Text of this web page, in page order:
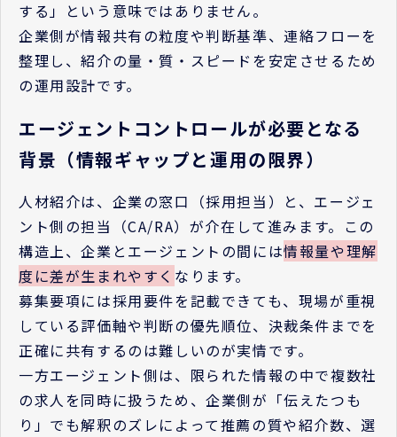
する」という意味ではありません。
企業側が情報共有の粒度や判断基準、連絡フローを
整理し、紹介の量・質・スピードを安定させるため
の運用設計です。
エージェントコントロールが必要となる
背景（情報ギャップと運用の限界）
人材紹介は、企業の窓口（採用担当）と、エージェ
ント側の担当（CA/RA）が介在して進みます。この
構造上、企業とエージェントの間には情報量や理解
度に差が生まれやすく なります。
募集要項には採用要件を記載できても、現場が重視
している評価軸や判断の優先順位、決裁条件までを
正確に共有するのは難しいのが実情です。
一方エージェント側は、限られた情報の中で複数社
の求人を同時に扱うため、企業側が「伝えたつも
り」でも解釈のズレによって推薦の質や紹介数、選